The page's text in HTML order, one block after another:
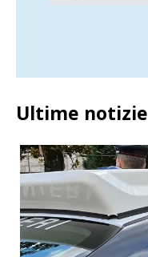
Ultime notizie